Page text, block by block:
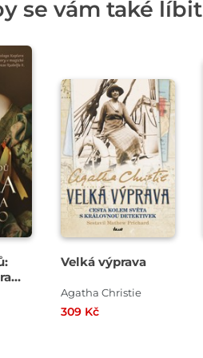
se vám také líbit
Velká výprava
Agatha Christie
309 Kč